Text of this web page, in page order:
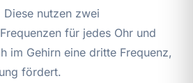
Diese nutzen zwei
für jedes Ohr und
im Gehirn eine dritte Frequenz,
fördert.